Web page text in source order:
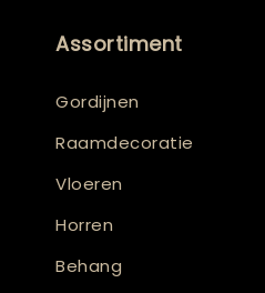
Assortiment
Gordijnen
Raamdecoratie
Vloeren
Horren
Behang